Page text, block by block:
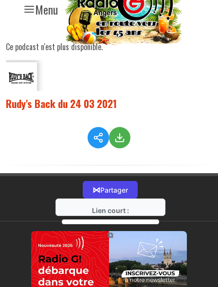
Menu
Ce podcast n'est plus disponible.
Rudy's Back du 24 03 2021
⋈Partager
Lien court :
https://radio-g.fr?4246
⧉